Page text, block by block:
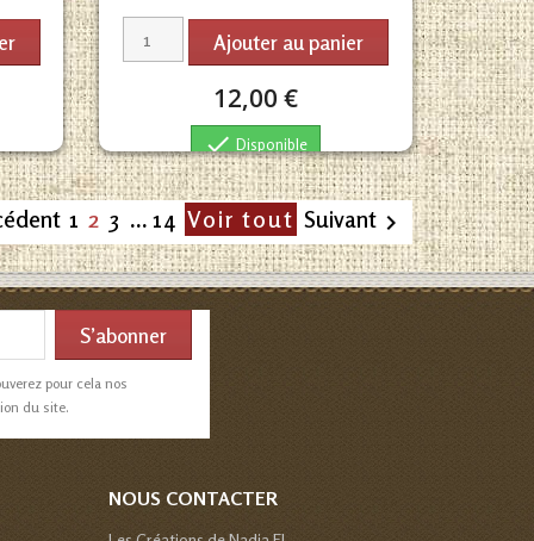
Ajouter au panier
12,00 €
Disponible
1 2 3 … 14 Suivant
Voir tout
pour cela nos
du site.
NOUS CONTACTER